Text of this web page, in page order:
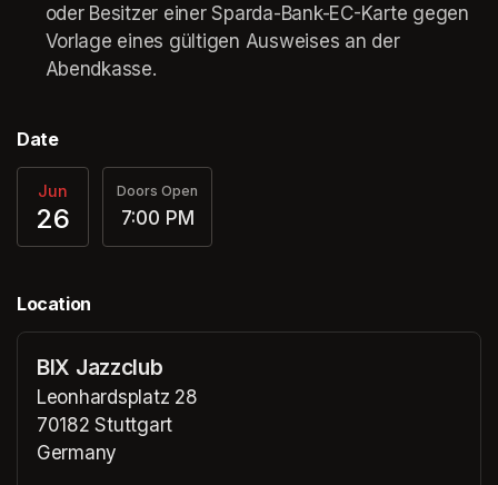
oder Besitzer einer Sparda-Bank-EC-Karte gegen
Vorlage eines gültigen Ausweises an der
Abendkasse.
Date
Jun
26
Doors Open
7:00 PM
Location
BIX Jazzclub
Leonhardsplatz 28
70182 Stuttgart
Germany